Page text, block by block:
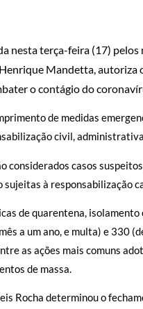
nesta terça-feira (17) pelos
Mandetta,
o contágio do
de medidas
civil,
considerados casos
à responsabilização
de quarentena,
a um ano, e multa) e 330
as ações mais comuns
de massa.
Rocha determinou o